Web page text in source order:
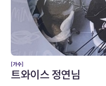
[가수]
트와이스 정연님